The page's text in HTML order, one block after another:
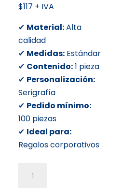
$117 + IVA
✔ Material:Alta
calidad
✔ Medidas: Estándar
✔ Contenido:1 pieza
✔ Personalización:
Serigrafía
✔ Pedido mínimo:
100 piezas
✔ Ideal para:
Regalos corporativos
TERMICO